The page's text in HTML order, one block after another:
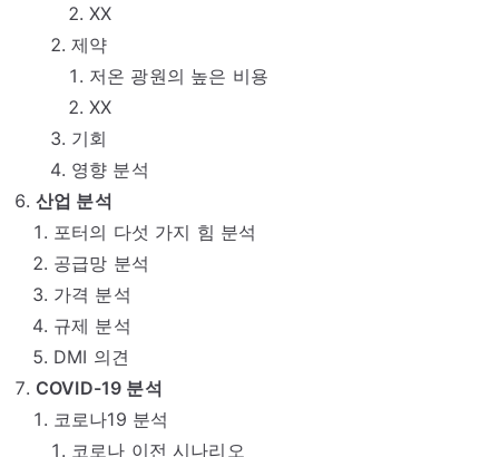
XX
제약
저온 광원의 높은 비용
XX
기회
영향 분석
산업 분석
포터의 다섯 가지 힘 분석
공급망 분석
가격 분석
규제 분석
DMI 의견
COVID-19 분석
코로나19 분석
코로나 이전 시나리오